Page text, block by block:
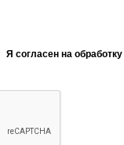
Я согласен на обработку